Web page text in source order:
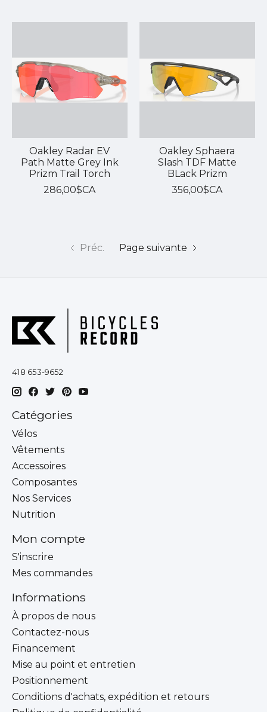
Oakley Radar EV
Path Matte Grey Ink
Prizm Trail Torch
286,00$CA
Oakley Sphaera
Slash TDF Matte
BLack Prizm
356,00$CA
Préc. Page suivante
418 653-9652
Catégories
Vélos
Vêtements
Accessoires
Composantes
Nos Services
Nutrition
Mon compte
S'inscrire
Mes commandes
Informations
À propos de nous
Contactez-nous
Financement
Mise au point et entretien
Positionnement
Conditions d'achats, expédition et retours